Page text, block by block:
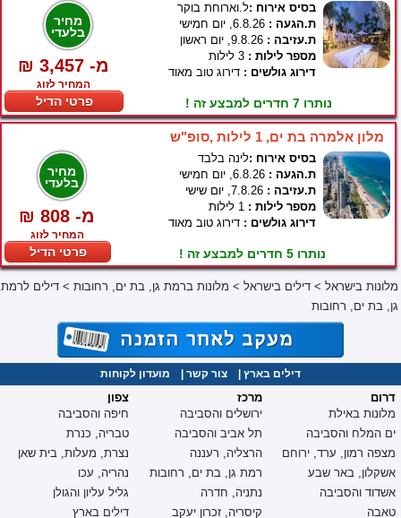
מחיר
בלעדי
₪ 3,457 -מ
המחיר לזוג
פרטי הדיל
בסיס אירוח :ל.וארוחת בוקר
ת.הגעה :
ת.עזיבה :
מספר לילות :
דירוג גולשים : דירוג טוב מאוד
נותרו 7 חדרים למבצע זה !
מלון אלמרה בת ים, 1 לילות ,סופ"ש
מחיר
בלעדי
₪ 808 -מ
המחיר לזוג
פרטי הדיל
בסיס אירוח :לינה בלבד
ת.הגעה :
ת.עזיבה :
מספר לילות :
דירוג גולשים : דירוג טוב מאוד
נותרו 5 חדרים למבצע זה !
מלונות בישראל > דילים בישראל > מלונות ברמת גן, בת ים, רחובות > דילים לרמת
גן, בת ים, רחובות
דילים בארץ צור קשר מועדון לקוחות
צפון
חיפה והסביבה
טבריה, כנרת
נצרת, מעלות, בית שאן
נהריה, עכו
גליל עליון והגולן
דילים בארץ
מרכז
ירושלים והסביבה
תל אביב והסביבה
הרצליה, רעננה
רמת גן, בת ים, רחובות
נתניה, חדרה
קיסריה, זכרון יעקב
דרום
מלונות באילת
ים המלח והסביבה
מצפה רמון, ערד, ירוחם
אשקלון, באר שבע
אשדוד והסביבה
טאבה